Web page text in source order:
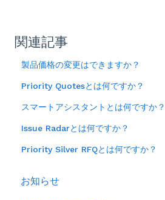
関連記事
製品価格の変更はできますか？
Priority Quotesとは何ですか？
スマートアシスタントとは何ですか？
Issue Radarとは何ですか？
Priority Silver RFQとは何ですか？
お知らせ